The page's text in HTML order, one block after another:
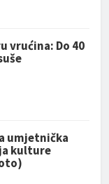
vrućina: Do 40
umjetnička
kulture